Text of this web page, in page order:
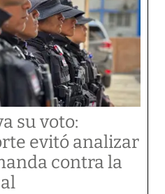
su voto:
evitó analizar
contra la